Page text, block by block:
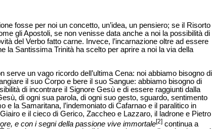
fosse per noi un concetto, un’idea, un pensiero; se il Risorto
gli Apostoli, se non venisse data anche a noi la possibilità di
del Verbo fatto carne. Invece, l’incarnazione oltre ad essere
la Santissima Trinità ha scelto per aprire a noi la via della
serve un vago ricordo dell’ultima Cena: noi abbiamo bisogno di
il suo Corpo e bere il suo Sangue: abbiamo bisogno di
di incontrare il Signore Gesù e di essere raggiunti dalla
di ogni sua parola, di ogni suo gesto, sguardo, sentimento
la Samaritana, l’indemoniato di Cafarnao e il paralitico in
e il cieco di Gerico, Zaccheo e Lazzaro, il ladrone e Pietro
e con i segni della passione vive immortale[2] continua a